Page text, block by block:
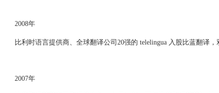
2008年
比利时语言提供商、全球翻译公司20强的 telelingua 入股比蓝翻译
2007年